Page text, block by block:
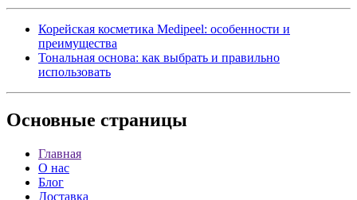
Корейская косметика Medipeel: особенности и
преимущества
Тональная основа: как выбрать и правильно
использовать
Основные страницы
Главная
О нас
Блог
Доставка